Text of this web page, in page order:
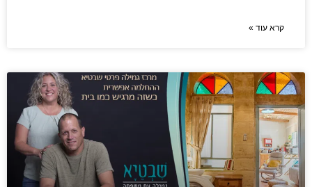
קרא עוד »